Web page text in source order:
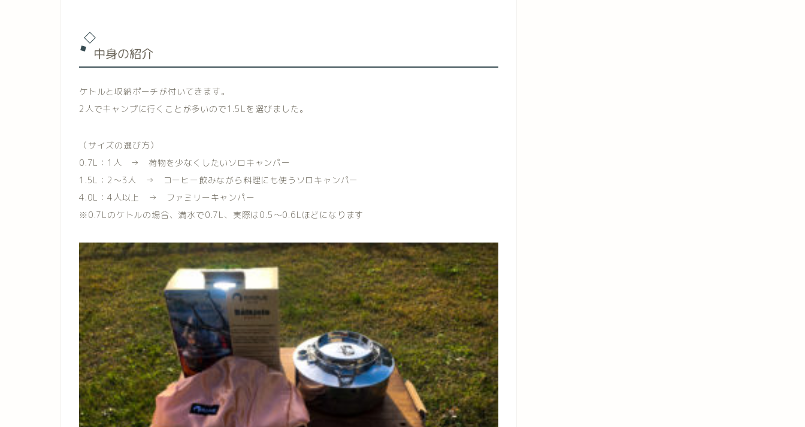
中身の紹介
ケトルと収納ポーチが付いてきます。
2人でキャンプに行くことが多いので1.5Lを選びました。
（サイズの選び方）
0.7L：1人 → 荷物を少なくしたいソロキャンパー
1.5L：2～3人 → コーヒー飲みながら料理にも使うソロキャンパー
4.0L：4人以上 → ファミリーキャンパー
※0.7Lのケトルの場合、満水で0.7L、実際は0.5～0.6Lほどになります